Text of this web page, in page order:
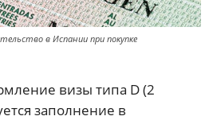
в Испании при покупке
визы типа D (2
заполнение в